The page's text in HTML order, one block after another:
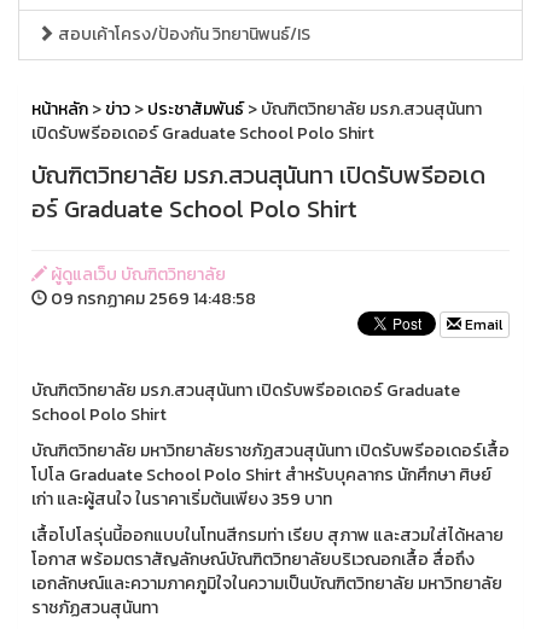
สอบเค้าโครง/ป้องกัน วิทยานิพนธ์/IS
หน้าหลัก>ข่าว>ประชาสัมพันธ์> บัณฑิตวิทยาลัย มรภ.สวนสุนันทา
เปิดรับพรีออเดอร์ Graduate School Polo Shirt
บัณฑิตวิทยาลัย มรภ.สวนสุนันทา เปิดรับพรีออเด
อร์ Graduate School Polo Shirt
ผู้ดูแลเว็บ บัณฑิตวิทยาลัย
09 กรกฏาคม 2569 14:48:58
Email
บัณฑิตวิทยาลัย มรภ.สวนสุนันทา เปิดรับพรีออเดอร์ Graduate
School Polo Shirt
บัณฑิตวิทยาลัย มหาวิทยาลัยราชภัฏสวนสุนันทา เปิดรับพรีออเดอร์เสื้อ
โปโล Graduate School Polo Shirt สำหรับบุคลากร นักศึกษา ศิษย์
เก่า และผู้สนใจ ในราคาเริ่มต้นเพียง 359 บาท
เสื้อโปโลรุ่นนี้ออกแบบในโทนสีกรมท่า เรียบ สุภาพ และสวมใส่ได้หลาย
โอกาส พร้อมตราสัญลักษณ์บัณฑิตวิทยาลัยบริเวณอกเสื้อ สื่อถึง
เอกลักษณ์และความภาคภูมิใจในความเป็นบัณฑิตวิทยาลัย มหาวิทยาลัย
ราชภัฏสวนสุนันทา